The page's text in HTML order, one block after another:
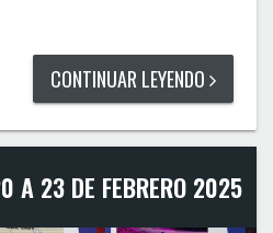
CONTINUAR LEYENDO
A 23 DE FEBRERO 2025